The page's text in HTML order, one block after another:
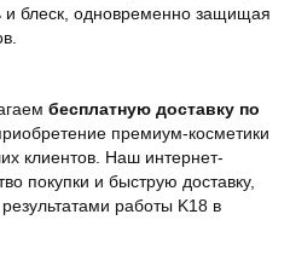
и блеск, одновременно защищая
бесплатную доставку по
премиум-косметики
клиентов. Наш интернет-
покупки и быструю доставку,
работы K18 в